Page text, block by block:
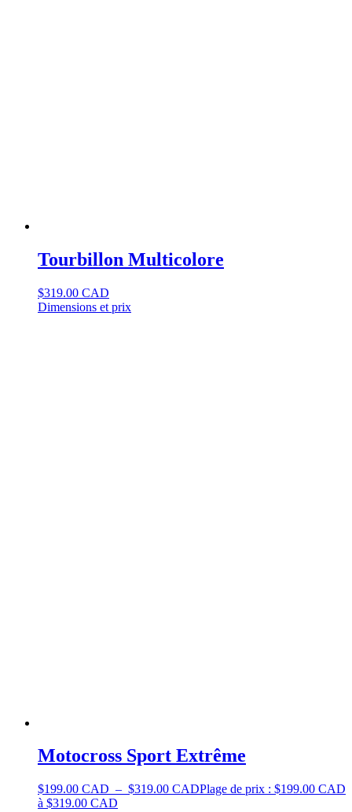
Tourbillon Multicolore
$319.00 CAD
Dimensions et prix
Motocross Sport Extrême
$199.00 CAD – $319.00 CADPlage de prix : $199.00 CAD
à $319.00 CAD